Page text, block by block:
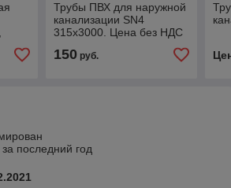
Трубы ПВХ для наружной
канализации SN4
315х3000. Цена без НДС
150руб.
последний год